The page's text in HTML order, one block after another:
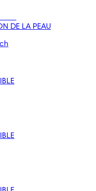
DE LA PEAU